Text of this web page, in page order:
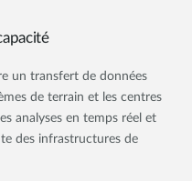
un transfert de données
de terrain et les centres
analyses en temps réel et
des infrastructures de